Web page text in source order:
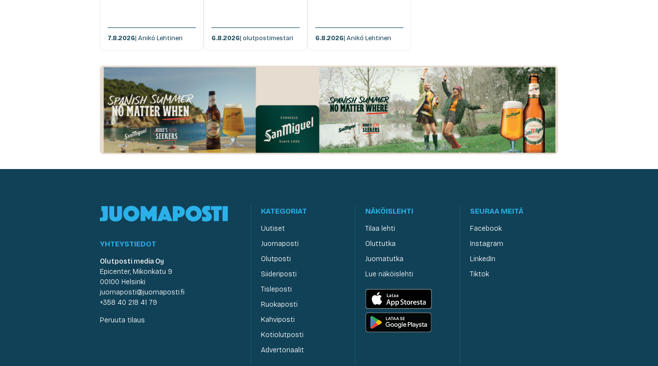
7.8.2026| Anikó Lehtinen 6.8.2026| olutpostimestari 6.8.2026| Anikó Lehtinen
YHTEYSTIEDOT
Olutposti media Oy
Epicenter, Mikonkatu 9
00100 Helsinki
juomaposti@juomaposti.fi
+358 40 218 41 79
Peruuta tilaus
KATEGORIAT
Uutiset
Juomaposti
Olutposti
Siideriposti
Tisleposti
Ruokaposti
Kahviposti
Kotiolutposti
Advertoriaalit
NÄKÖISLEHTI
Tilaa lehti
Oluttutka
Juomatutka
Lue näköislehti
SEURAA MEITÄ
Facebook
Instagram
LinkedIn
Tiktok